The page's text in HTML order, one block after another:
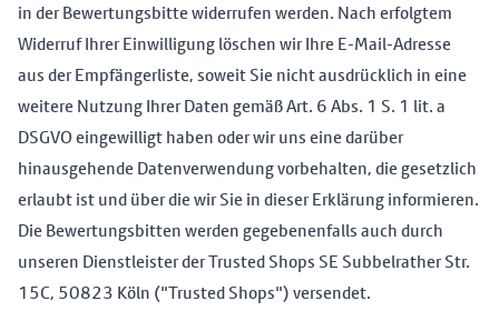
in der Bewertungsbitte widerrufen werden. Nach erfolgtem
Widerruf Ihrer Einwilligung löschen wir Ihre E-Mail-Adresse
aus der Empfängerliste, soweit Sie nicht ausdrücklich in eine
weitere Nutzung Ihrer Daten gemäß Art. 6 Abs. 1 S. 1 lit. a
DSGVO eingewilligt haben oder wir uns eine darüber
hinausgehende Datenverwendung vorbehalten, die gesetzlich
erlaubt ist und über die wir Sie in dieser Erklärung informieren.
Die Bewertungsbitten werden gegebenenfalls auch durch
unseren Dienstleister der Trusted Shops SE Subbelrather Str.
15C, 50823 Köln ("Trusted Shops") versendet.